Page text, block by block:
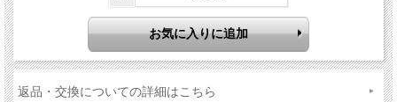
返品・交換についての詳細はこちら